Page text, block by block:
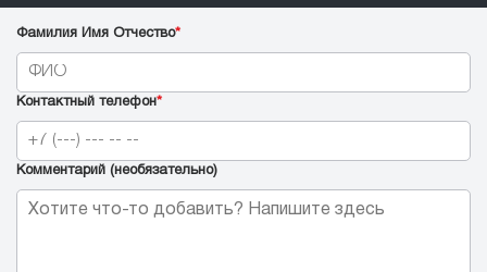
Фамилия Имя Отчество*
Контактный телефон*
Комментарий (необязательно)